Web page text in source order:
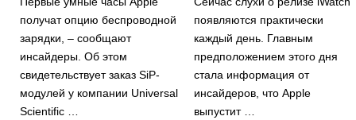
получат опцию беспроводной
зарядки, – сообщают
инсайдеры. Об этом
свидетельствует заказ SiP-
модулей у компании Universal
Scientific …
появляются практически
каждый день. Главным
предположением этого дня
стала информация от
инсайдеров, что Apple
выпустит …